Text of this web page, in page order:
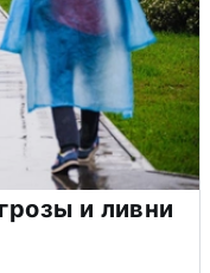
и ливни